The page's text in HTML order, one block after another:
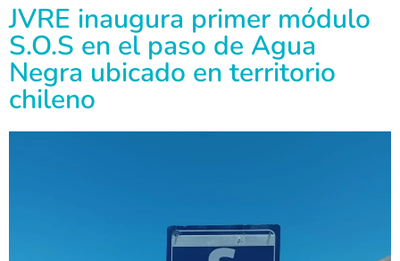
JVRE inaugura primer módulo
S.O.S en el paso de Agua
Negra ubicado en territorio
chileno